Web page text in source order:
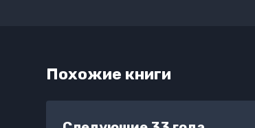
Похожие книги